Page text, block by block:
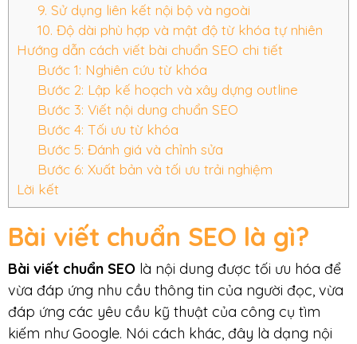
9. Sử dụng liên kết nội bộ và ngoài
10. Độ dài phù hợp và mật độ từ khóa tự nhiên
Hướng dẫn cách viết bài chuẩn SEO chi tiết
Bước 1: Nghiên cứu từ khóa
Bước 2: Lập kế hoạch và xây dựng outline
Bước 3: Viết nội dung chuẩn SEO
Bước 4: Tối ưu từ khóa
Bước 5: Đánh giá và chỉnh sửa
Bước 6: Xuất bản và tối ưu trải nghiệm
Lời kết
Bài viết chuẩn SEO là gì?
Bài viết chuẩn SEO là nội dung được tối ưu hóa để
vừa đáp ứng nhu cầu thông tin của người đọc, vừa
đáp ứng các yêu cầu kỹ thuật của công cụ tìm
kiếm như Google. Nói cách khác, đây là dạng nội